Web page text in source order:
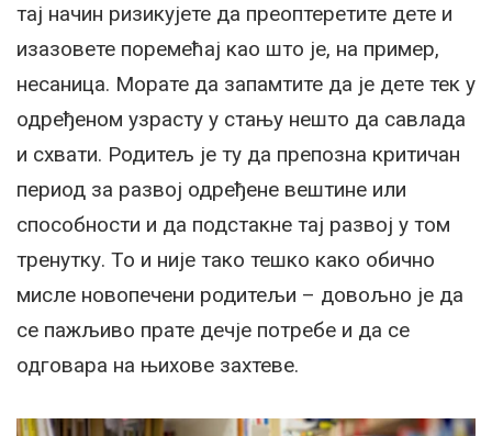
тај начин ризикујете да преоптеретите дете и
изазовете поремећај као што је, на пример,
несаница. Морате да запамтите да је дете тек у
одређеном узрасту у стању нешто да савлада
и схвати. Родитељ је ту да препозна критичан
период за развој одређене вештине или
способности и да подстакне тај развој у том
тренутку. То и није тако тешко како обично
мисле новопечени родитељи – довољно је да
се пажљиво прате дечје потребе и да се
одговара на њихове захтеве.